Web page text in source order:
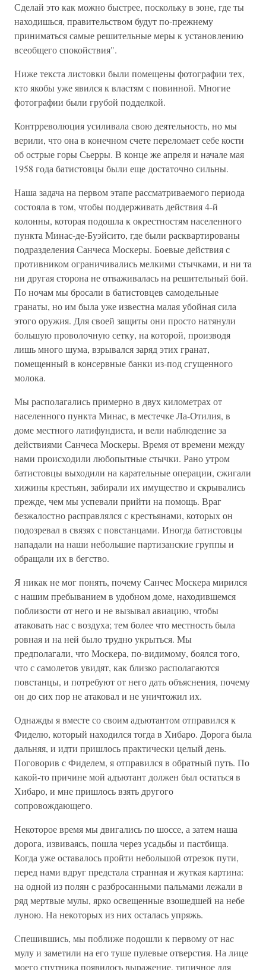
Сделай это как можно быстрее, поскольку в зоне, где ты
находишься, правительством будут по-прежнему
приниматься самые решительные меры к установлению
всеобщего спокойствия".
Ниже текста листовки были помещены фотографии тех,
кто якобы уже явился к властям с повинной. Многие
фотографии были грубой подделкой.
Контрреволюция усиливала свою деятельность, но мы
верили, что она в конечном счете переломает себе кости
об острые горы Сьерры. В конце же апреля и начале мая
1958 года батистовцы были еще достаточно сильны.
Наша задача на первом этапе рассматриваемого периода
состояла в том, чтобы поддерживать действия 4-й
колонны, которая подошла к окрестностям населенного
пункта Минас-де-Буэйсито, где были расквартированы
подразделения Санчеса Москеры. Боевые действия с
противником ограничивались мелкими стычками, и ни та
ни другая сторона не отваживалась на решительный бой.
По ночам мы бросали в батистовцев самодельные
гранаты, но им была уже известна малая убойная сила
этого оружия. Для своей защиты они просто натянули
большую проволочную сетку, на которой, производя
лишь много шума, взрывался заряд этих гранат,
помещенный в консервные банки из-под сгущенного
молока.
Мы располагались примерно в двух километрах от
населенного пункта Минас, в местечке Ла-Отилия, в
доме местного латифундиста, и вели наблюдение за
действиями Санчеса Москеры. Время от времени между
нами происходили любопытные стычки. Рано утром
батистовцы выходили на карательные операции, сжигали
хижины крестьян, забирали их имущество и скрывались
прежде, чем мы успевали прийти на помощь. Враг
безжалостно расправлялся с крестьянами, которых он
подозревал в связях с повстанцами. Иногда батистовцы
нападали на наши небольшие партизанские группы и
обращали их в бегство.
Я никак не мог понять, почему Санчес Москера мирился
с нашим пребыванием в удобном доме, находившемся
поблизости от него и не вызывал авиацию, чтобы
атаковать нас с воздуха; тем более что местность была
ровная и на ней было трудно укрыться. Мы
предполагали, что Москера, по-видимому, боялся того,
что с самолетов увидят, как близко располагаются
повстанцы, и потребуют от него дать объяснения, почему
он до сих пор не атаковал и не уничтожил их.
Однажды я вместе со своим адъютантом отправился к
Фиделю, который находился тогда в Хибаро. Дорога была
дальняя, и идти пришлось практически целый день.
Поговорив с Фиделем, я отправился в обратный путь. По
какой-то причине мой адъютант должен был остаться в
Хибаро, и мне пришлось взять другого
сопровождающего.
Некоторое время мы двигались по шоссе, а затем наша
дорога, извиваясь, пошла через усадьбы и пастбища.
Когда уже оставалось пройти небольшой отрезок пути,
перед нами вдруг предстала странная и жуткая картина:
на одной из полян с разбросанными пальмами лежали в
ряд мертвые мулы, ярко освещенные взошедшей на небе
луною. На некоторых из них осталась упряжь.
Спешившись, мы поближе подошли к первому от нас
мулу и заметили на его туше пулевые отверстия. На лице
моего спутника появилось выражение, типичное для